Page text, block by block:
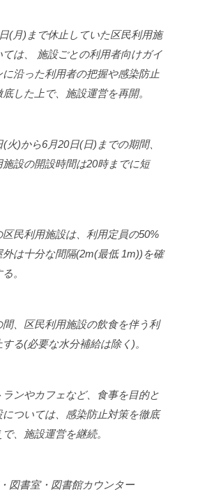
日(月)まで休止していた区民利用施
ては、 施設ごとの利用者向けガイ
に沿った利用者の把握や感染防止
した上で、施設運営を再開。
(火)から6月20日(日)までの期間、
施設の開設時間は20時までに短
区民利用施設は、利用定員の50%
外は十分な間隔(2m(最低 1m))を確
。
間、区民利用施設の飲食を伴う利
る(必要な水分補給は除く)。
ランやカフェなど、食事を目的と
については、感染防止対策を徹底
、施設運営を継続。
図書室・図書館カウンター